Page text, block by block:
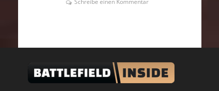
Schreibe einen Kommentar